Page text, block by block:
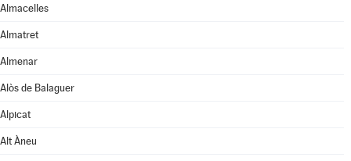
Almacelles
Almatret
Almenar
Alòs de Balaguer
Alpicat
Alt Àneu